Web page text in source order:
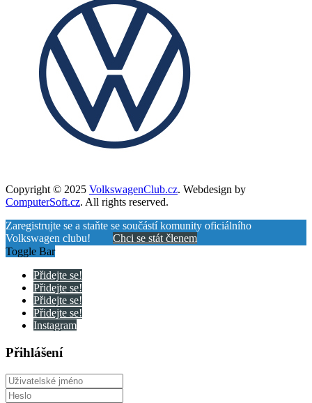
Copyright © 2025 VolkswagenClub.cz. Webdesign by
ComputerSoft.cz. All rights reserved.
Zaregistrujte se a staňte se součástí komunity oficiálního
Volkswagen clubu! Chci se stát členem
Toggle Bar
Přidejte se!
Přidejte se!
Přidejte se!
Přidejte se!
Instagram
Přihlášení